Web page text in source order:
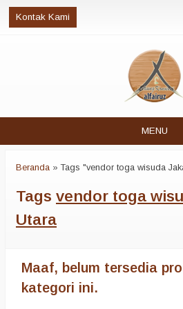
Kontak Kami
MENU
Beranda »Tags "vendor toga wisuda
Tags vendor toga
Utara
Maaf, belum tersedia
kategori ini.